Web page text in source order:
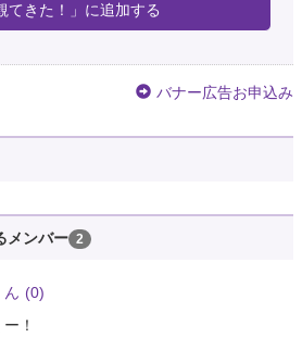
てきた！」に追加する
バナー広告お申込み
メンバー 2
ん (0)
！